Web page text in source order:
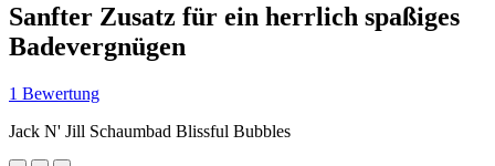
Sanfter Zusatz für ein herrlich spaßiges
Badevergnügen
1 Bewertung
Jack N' Jill Schaumbad Blissful Bubbles